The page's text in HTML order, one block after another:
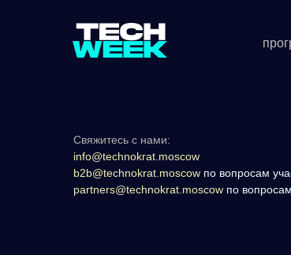
Свяжитесь с нами:
info@technokrat.moscow
b2b@technokrat.moscow по вопросам
partners@technokrat.moscow по